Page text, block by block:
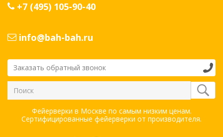
+7 (495) 105-90-40
info@bah-bah.ru
Заказать обратный звонок
Фейерверки в Москве по самым низким ценам.
Сертифицированные фейерверки от производителя.